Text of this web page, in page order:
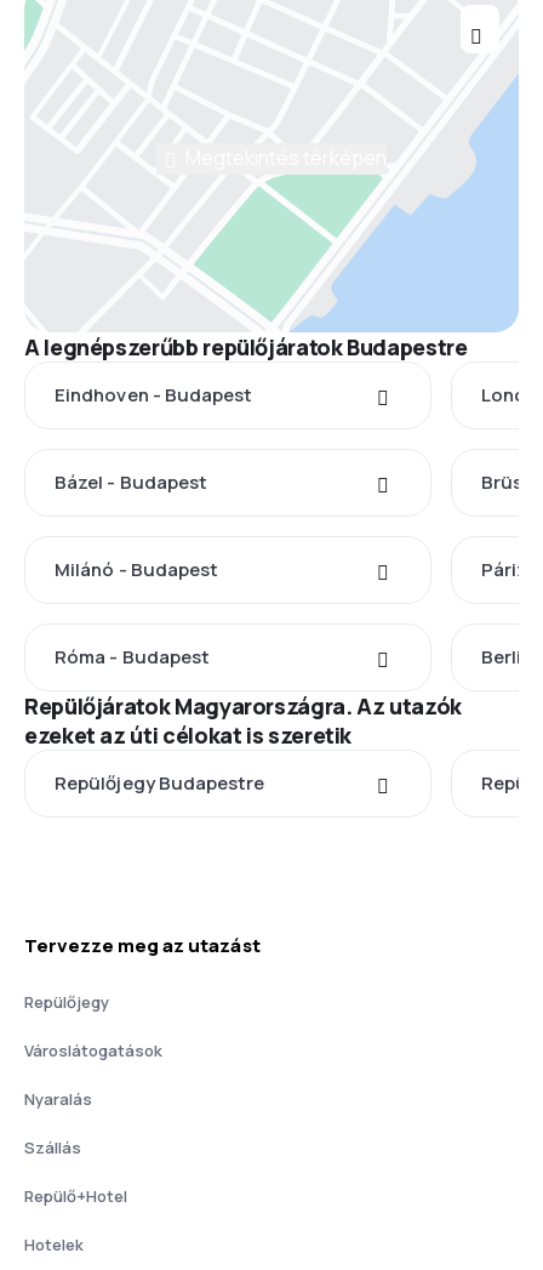
A legnépszerűbb repülőjáratok Budapestre
Eindhoven - Budapest
Bázel - Budapest
Milánó - Budapest
Róma - Budapest Berlin
Repülőjáratok Magyarországra. Az utazók
ezeket az úti célokat is szeretik
Repülőjegy Budapestre
Tervezze meg az utazást
Repülőjegy
Városlátogatások
Nyaralás
Szállás
Repülő+Hotel
Hotelek